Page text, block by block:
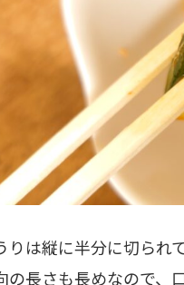
りは縦に半分に切られ
の長さも長めなので、